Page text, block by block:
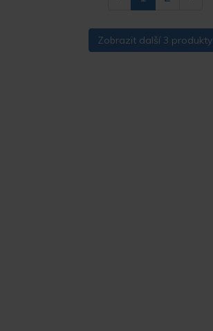
Zobrazit další 3 produkty